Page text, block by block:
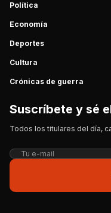
Política
Economía
Deportes
Cultura
Crónicas de guerra
Suscríbete y sé
Todos los titulares del día,